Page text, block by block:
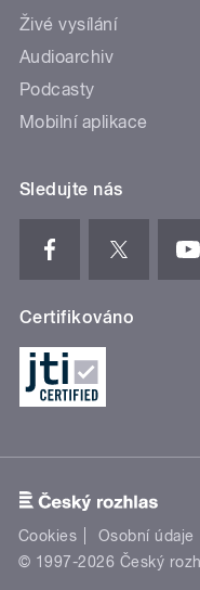
Živé vysílání
Audioarchiv
Podcasty
Mobilní aplikace
Sledujte nás
Certifikováno
Cookies Osobní údaje
© 1997-2026 Český